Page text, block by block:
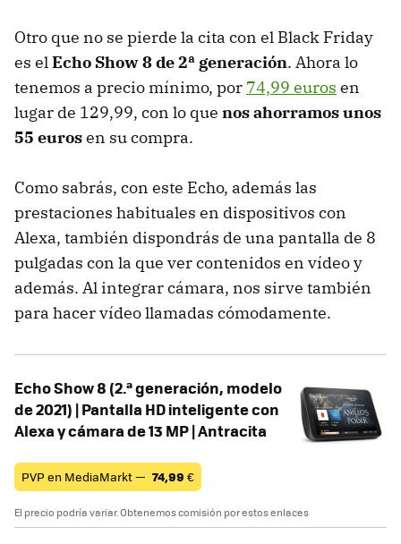
Otro que no se pierde la cita con el Black Friday
es elEcho Show 8 de 2ª generación. Ahora lo
tenemos a precio mínimo, por 74,99 euros en
lugar de 129,99, con lo que nos ahorramos unos
55 eurosen su compra.
Como sabrás, con este Echo, además las
prestaciones habituales en dispositivos con
Alexa, también dispondrás de una pantalla de 8
pulgadas con la que ver contenidos en vídeo y
además. Al integrar cámara, nos sirve también
para hacer vídeo llamadas cómodamente.
Echo Show 8 (2.ª generación, modelo
de 2021) | Pantalla HD inteligente con
Alexa y cámara de 13 MP | Antracita
PVP en MediaMarkt — 74,99 €
El precio podría variar. Obtenemos comisión por estos enlaces